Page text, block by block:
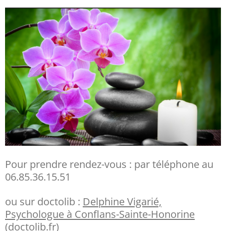
Pour prendre rendez-vous : par téléphone au
06.85.36.15.51
ou sur doctolib : Delphine Vigarié,
Psychologue à Conflans-Sainte-Honorine
(doctolib.fr)